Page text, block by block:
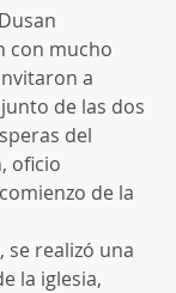
con mucho
a
de las dos
del
oficio
de la
se realizó una
la iglesia,